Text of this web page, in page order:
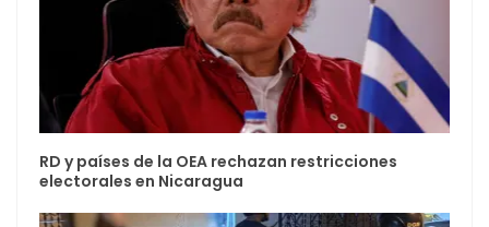
RD y países de la OEA rechazan restricciones
electorales en Nicaragua